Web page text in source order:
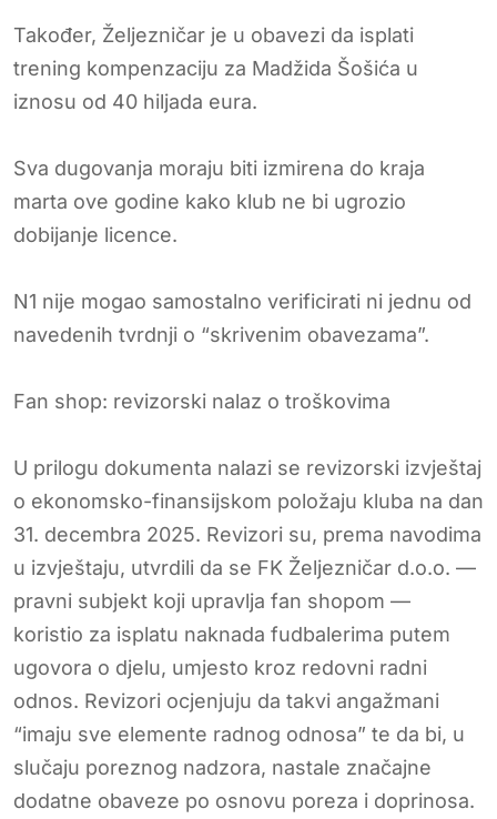
Također, Željezničar je u obavezi da isplati
trening kompenzaciju za Madžida Šošića u
iznosu od 40 hiljada eura.
Sva dugovanja moraju biti izmirena do kraja
marta ove godine kako klub ne bi ugrozio
dobijanje licence.
N1 nije mogao samostalno verificirati ni jednu od
navedenih tvrdnji o “skrivenim obavezama”.
Fan shop: revizorski nalaz o troškovima
U prilogu dokumenta nalazi se revizorski izvještaj
o ekonomsko-finansijskom položaju kluba na dan
31. decembra 2025. Revizori su, prema navodima
u izvještaju, utvrdili da se FK Željezničar d.o.o. —
pravni subjekt koji upravlja fan shopom —
koristio za isplatu naknada fudbalerima putem
ugovora o djelu, umjesto kroz redovni radni
odnos. Revizori ocjenjuju da takvi angažmani
“imaju sve elemente radnog odnosa” te da bi, u
slučaju poreznog nadzora, nastale značajne
dodatne obaveze po osnovu poreza i doprinosa.